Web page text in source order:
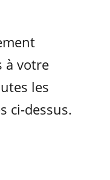
à votre
les
ci-dessus.